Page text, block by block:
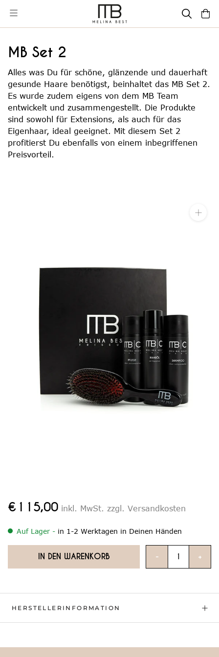
zum
Inhalt
MB Set 2
Alles was Du für schöne, glänzende und dauerhaft
gesunde Haare benötigst, beinhaltet das MB Set 2.
Es wurde zudem eigens von dem MB Team
entwickelt und zusammengestellt. Die Produkte
sind sowohl für Extensions, als auch für das
Eigenhaar, ideal geeignet. Mit diesem Set 2
profitierst Du ebenfalls von einem inbegriffenen
Preisvorteil.
€115,00 inkl. MwSt. zzgl. Versandkosten
Auf Lager - in 1-2 Werktagen in Deinen Händen
IN DEN WARENKORB - +
HERSTELLERINFORMATION